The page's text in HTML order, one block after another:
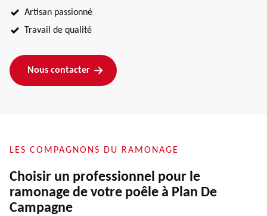
Artisan passionné
Travail de qualité
Nous contacter
LES COMPAGNONS DU RAMONAGE
Choisir un professionnel pour le
ramonage de votre poêle à Plan De
Campagne